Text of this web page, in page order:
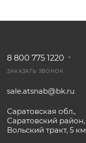
8 800 775 1220
ЗАКАЗАТЬ ЗВОНОК
sale.atsnab@bk.ru
Саратовская обл.,
Саратовский район,
Вольский тракт, 5 км